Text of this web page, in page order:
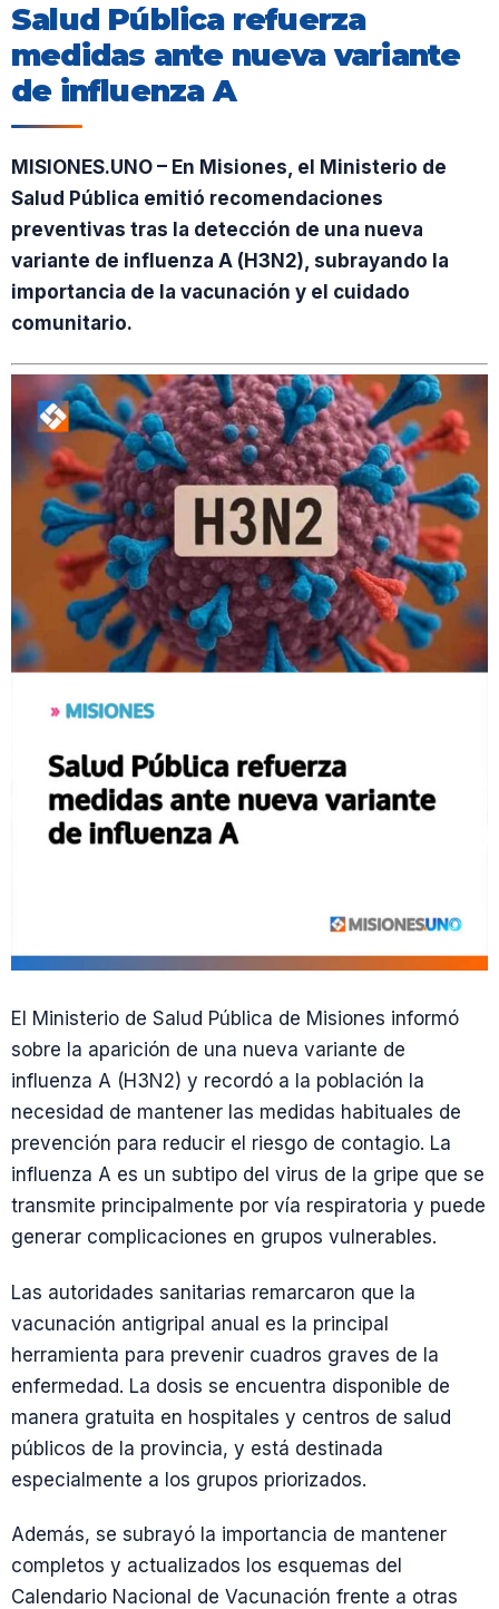
Salud Pública refuerza
medidas ante nueva variante
de influenza A
MISIONES.UNO – En Misiones, el Ministerio de
Salud Pública emitió recomendaciones
preventivas tras la detección de una nueva
variante de influenza A (H3N2), subrayando la
importancia de la vacunación y el cuidado
comunitario.
El Ministerio de Salud Pública de Misiones informó
sobre la aparición de una nueva variante de
influenza A (H3N2) y recordó a la población la
necesidad de mantener las medidas habituales de
prevención para reducir el riesgo de contagio. La
influenza A es un subtipo del virus de la gripe que se
transmite principalmente por vía respiratoria y puede
generar complicaciones en grupos vulnerables.
Las autoridades sanitarias remarcaron que la
vacunación antigripal anual es la principal
herramienta para prevenir cuadros graves de la
enfermedad. La dosis se encuentra disponible de
manera gratuita en hospitales y centros de salud
públicos de la provincia, y está destinada
especialmente a los grupos priorizados.
Además, se subrayó la importancia de mantener
completos y actualizados los esquemas del
Calendario Nacional de Vacunación frente a otras